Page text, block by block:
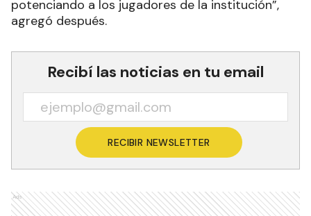
potenciando a los jugadores de la institución”,
agregó después.
Recibí las noticias en tu email
RECIBIR NEWSLETTER
Ads